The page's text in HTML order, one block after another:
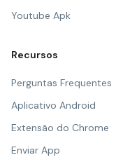
Youtube Apk
Recursos
Perguntas Frequentes
Aplicativo Android
Extensão do Chrome
Enviar App